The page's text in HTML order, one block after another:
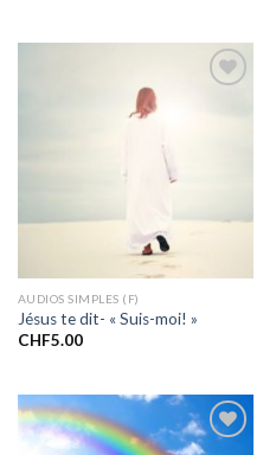
AUDIOS SIMPLES (F)
Jésus te dit- « Suis-moi! »
CHF5.00